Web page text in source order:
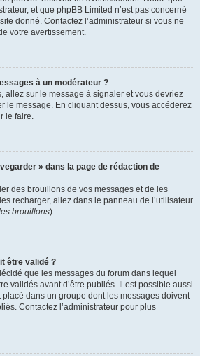
et que phpBB Limited n’est pas concerné
donné. Contactez l’administrateur si vous ne
votre avertissement.
à un modérateur ?
allez sur le message à signaler et vous devriez
le message. En cliquant dessus, vous accéderez
le faire.
» dans la page de rédaction de
des brouillons de vos messages et de les
recharger, allez dans le panneau de l’utilisateur
brouillons).
être validé ?
que les messages du forum dans lequel
validés avant d’être publiés. Il est possible aussi
placé dans un groupe dont les messages doivent
Contactez l’administrateur pour plus